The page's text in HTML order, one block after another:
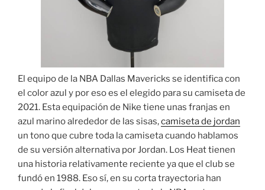
El equipo de la NBA Dallas Mavericks se identifica con
el color azul y por eso es el elegido para su camiseta de
2021. Esta equipación de Nike tiene unas franjas en
azul marino alrededor de las sisas,camiseta de jordan
un tono que cubre toda la camiseta cuando hablamos
de su versión alternativa por Jordan. Los Heat tienen
una historia relativamente reciente ya que el club se
fundó en 1988. Eso sí, en su corta trayectoria han